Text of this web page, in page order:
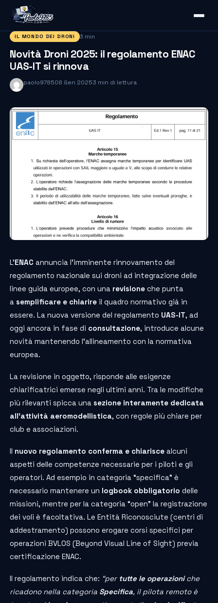
IL MONDO DEI DRONI 3 min
Novità Droni 2025: il regolamento ENAC
UAS-IT si rinnova
paolo978508 Gen 20253 min di lettura
L’ENAC annuncia l’imminente rinnovamento del
regolamento nazionale sui droni ad integrazione delle
linee guida europee, con una revisione che punta
a semplificare e chiarire il quadro normativo già in
essere. La nuova versione del regolamento UAS-IT, ad
oggi ancora in fase di consultazione, introduce alcune
novità mantenendo l’allineamento con la normativa
europea.
La revisione in oggetto, risponde alle esigenze
chiarificatrici emerse negli ultimi anni. Tra le modifiche
più rilevanti spicca una sezione interamente dedicata
all’attività aeromodellistica, con regole più chiare per
club e associazioni.
Il nuovo regolamento conferma e chiarisce alcuni
aspetti delle competenze necessarie per i piloti e gli
operatori. Ad esempio in categoria “specifica” è
necessario mantenere un logbook obbligatorio delle
missioni, mentre per la categoria “open” la registrazione
dei voli è facoltativa. Le Entità Riconosciute (centri di
addestramento) possono erogare corsi specifici per
operazioni BVLOS (Beyond Visual Line of Sight) previa
certificazione ENAC.
Il regolamento indica che: “per tutte le operazioniche
ricadono nella categoria Specifica, il pilota remoto è